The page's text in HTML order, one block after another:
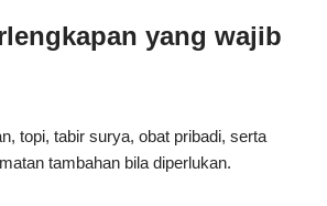
yang wajib
topi, tabir surya, obat pribadi, serta
tambahan bila diperlukan.